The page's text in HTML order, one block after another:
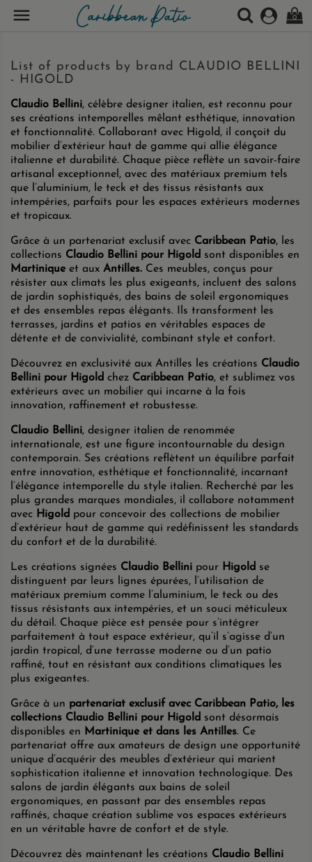
 0
List of products by brand CLAUDIO BELLINI
- HIGOLD
Claudio Bellini, célèbre designer italien, est reconnu pour
ses créations intemporelles mêlant esthétique, innovation
et fonctionnalité. Collaborant avec Higold, il conçoit du
mobilier d’extérieur haut de gamme qui allie élégance
italienne et durabilité. Chaque pièce reflète un savoir-faire
artisanal exceptionnel, avec des matériaux premium tels
que l’aluminium, le teck et des tissus résistants aux
intempéries, parfaits pour les espaces extérieurs modernes
et tropicaux.
Grâce à un partenariat exclusif avec Caribbean Patio, les
collections Claudio Bellini pour Higold sont disponibles en
Martiniqueet aux Antilles. Ces meubles, conçus pour
résister aux climats les plus exigeants, incluent des salons
de jardin sophistiqués, des bains de soleil ergonomiques
et des ensembles repas élégants. Ils transforment les
terrasses, jardins et patios en véritables espaces de
détente et de convivialité, combinant style et confort.
Découvrez en exclusivité aux Antilles les créations Claudio
Bellini pour Higold chez Caribbean Patio, et sublimez vos
extérieurs avec un mobilier qui incarne à la fois
innovation, raffinement et robustesse.
Claudio Bellini, designer italien de renommée
internationale, est une figure incontournable du design
contemporain. Ses créations reflètent un équilibre parfait
entre innovation, esthétique et fonctionnalité, incarnant
l’élégance intemporelle du style italien. Recherché par les
plus grandes marques mondiales, il collabore notamment
avec Higold pour concevoir des collections de mobilier
d’extérieur haut de gamme qui redéfinissent les standards
du confort et de la durabilité.
Les créations signées Claudio Bellini pour Higold se
distinguent par leurs lignes épurées, l’utilisation de
matériaux premium comme l’aluminium, le teck ou des
tissus résistants aux intempéries, et un souci méticuleux
du détail. Chaque pièce est pensée pour s’intégrer
parfaitement à tout espace extérieur, qu’il s’agisse d’un
jardin tropical, d’une terrasse moderne ou d’un patio
raffiné, tout en résistant aux conditions climatiques les
plus exigeantes.
Grâce à un partenariat exclusif avec Caribbean Patio, les
collections Claudio Bellini pour Higold sont désormais
disponibles en
Martinique et dans les Antilles. Ce
partenariat offre aux amateurs de design une opportunité
unique d’acquérir des meubles d’extérieur qui marient
sophistication italienne et innovation technologique. Des
salons de jardin élégants aux bains de soleil
ergonomiques, en passant par des ensembles repas
raffinés, chaque création sublime vos espaces extérieurs
en un véritable havre de confort et de style.
Découvrez dès maintenant les créations Claudio Bellini